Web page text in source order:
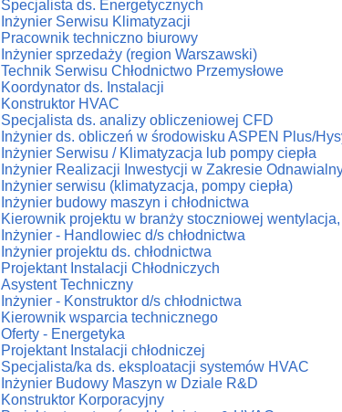
Specjalista ds. Energetycznych
Inżynier Serwisu Klimatyzacji
Pracownik techniczno biurowy
Inżynier sprzedaży (region Warszawski)
Technik Serwisu Chłodnictwo Przemysłowe
Koordynator ds. Instalacji
Konstruktor HVAC
Specjalista ds. analizy obliczeniowej CFD
Inżynier ds. obliczeń w środowisku ASPEN Plus/
Inżynier Serwisu / Klimatyzacja lub pompy ciepła
Inżynier Realizacji Inwestycji w Zakresie
Inżynier serwisu (klimatyzacja, pompy ciepła)
Inżynier budowy maszyn i chłodnictwa
Kierownik projektu w branży stoczniowej
Inżynier - Handlowiec d/s chłodnictwa
Inżynier projektu ds. chłodnictwa
Projektant Instalacji Chłodniczych
Asystent Techniczny
Inżynier - Konstruktor d/s chłodnictwa
Kierownik wsparcia technicznego
Oferty - Energetyka
Projektant Instalacji chłodniczej
Specjalista/ka ds. eksploatacji systemów HVAC
Inżynier Budowy Maszyn w Dziale R&D
Konstruktor Korporacyjny